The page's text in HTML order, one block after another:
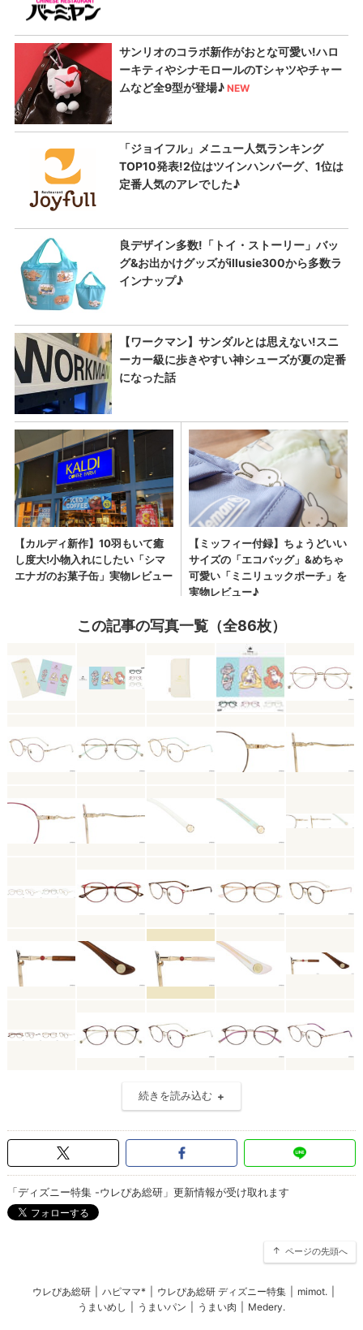
この記事の写真一覧（全86枚）
続きを読み込む
「ディズニー特集 -ウレぴあ総研」更新情報が受け取れます
ページの先頭へ
ウレぴあ総研 ハピママ* ウレぴあ総研 ディズニー特集 mimot.
うまいめし
うまいパン うまい肉 Medery.